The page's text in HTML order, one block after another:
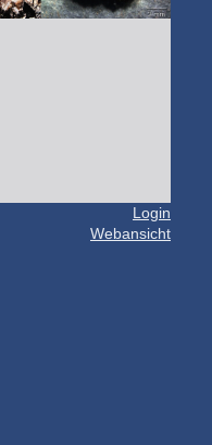
Login
Webansicht